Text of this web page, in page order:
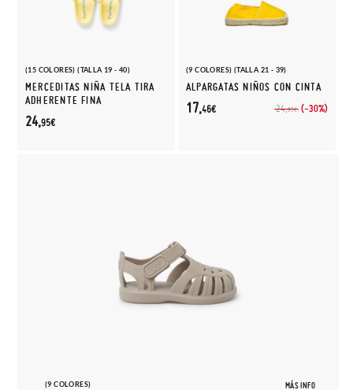
(15 COLORES) (TALLA 19 - 40)
MERCEDITAS NIÑA TELA TIRA
ADHERENTE FINA
24,95€
(9 COLORES) (TALLA 21 - 39)
ALPARGATAS NIÑOS CON CINTA
24,95€ (-30%)
17,46€
(9 COLORES) MÁS INFO